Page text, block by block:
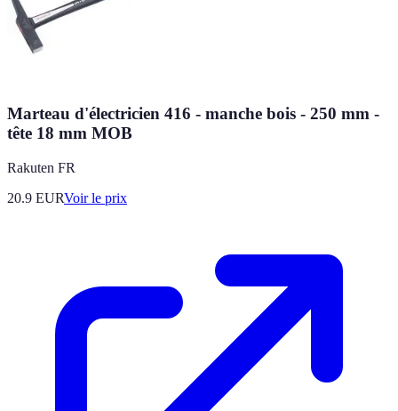
Marteau d'électricien 416 - manche bois - 250 mm -
tête 18 mm MOB
Rakuten FR
20.9 EURVoir le prix